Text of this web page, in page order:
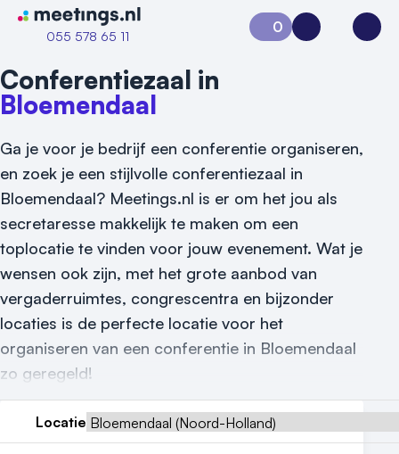
Naar home van Meetings
055 578 65 11
Vraag locatie aan
Locatiegids
Meld locatie aan
Nieuws
Reviews (5⭐️)
Contact
0
Aanvraag 0Inloggen
Conferentiezaal in
Bloemendaal
Ga je voor je bedrijf een conferentie organiseren,
en zoek je een stijlvolle conferentiezaal in
Bloemendaal? Meetings.nl is er om het jou als
secretaresse makkelijk te maken om een
toplocatie te vinden voor jouw evenement. Wat je
wensen ook zijn, met het grote aanbod van
vergaderruimtes, congrescentra en bijzonder
locaties is de perfecte locatie voor het
organiseren van een conferentie in Bloemendaal
zo geregeld!
Locatie